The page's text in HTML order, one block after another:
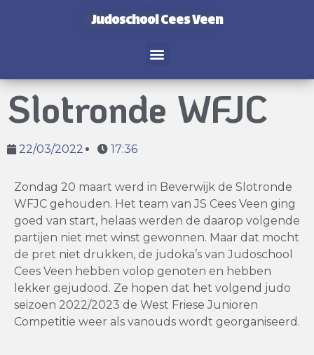
Judoschool Cees Veen
Slotronde WFJC
22/03/2022 17:36
Zondag 20 maart werd in Beverwijk de Slotronde
WFJC gehouden. Het team van JS Cees Veen ging
goed van start, helaas werden de daarop volgende
partijen niet met winst gewonnen. Maar dat mocht
de pret niet drukken, de judoka’s van Judoschool
Cees Veen hebben volop genoten en hebben
lekker gejudood. Ze hopen dat het volgend judo
seizoen 2022/2023 de West Friese Junioren
Competitie weer als vanouds wordt georganiseerd.